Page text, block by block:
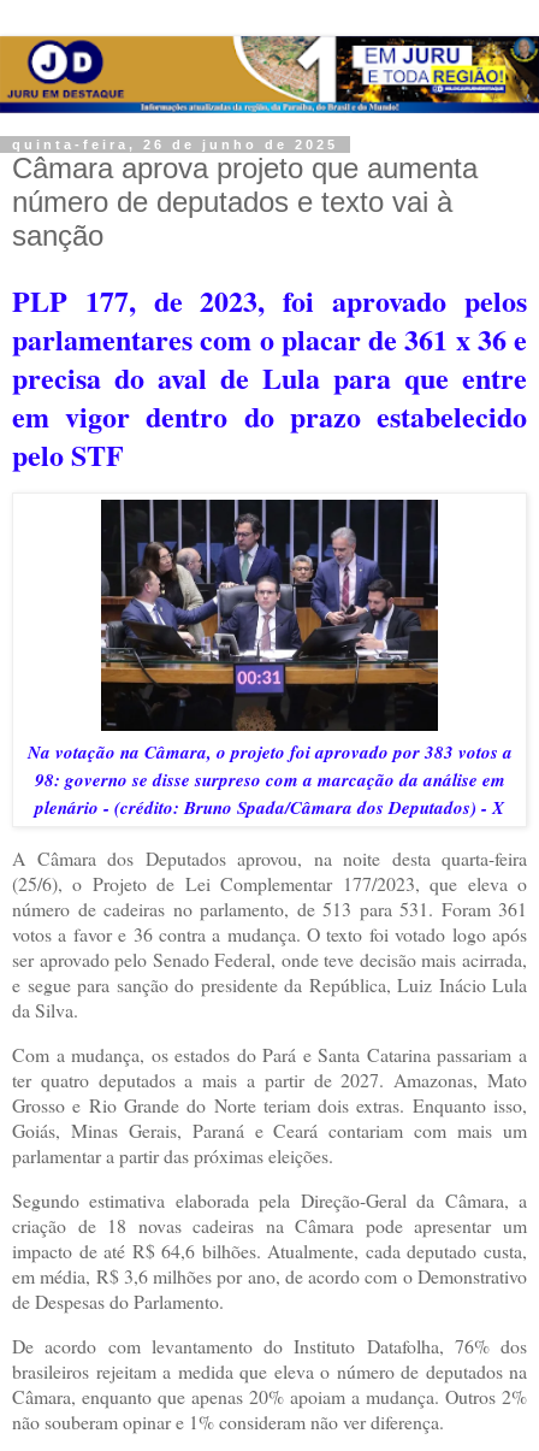
quinta-feira, 26 de junho de 2025
Câmara aprova projeto que aumenta
número de deputados e texto vai à
sanção
PLP 177, de 2023, foi aprovado pelos
parlamentares com o placar de 361 x 36 e
precisa do aval de Lula para que entre
em vigor dentro do prazo estabelecido
pelo STF
Na votação na Câmara, o projeto foi aprovado por 383 votos a
98: governo se disse surpreso com a marcação da análise em
plenário - (crédito: Bruno Spada/Câmara dos Deputados) - X
A Câmara dos Deputados aprovou, na noite desta quarta-feira
(25/6), o Projeto de Lei Complementar 177/2023, que eleva o
número de cadeiras no parlamento, de 513 para 531. Foram 361
votos a favor e 36 contra a mudança. O texto foi votado logo após
ser aprovado pelo Senado Federal, onde teve decisão mais acirrada,
e segue para sanção do presidente da República, Luiz Inácio Lula
da Silva.
Com a mudança, os estados do Pará e Santa Catarina passariam a
ter quatro deputados a mais a partir de 2027. Amazonas, Mato
Grosso e Rio Grande do Norte teriam dois extras. Enquanto isso,
Goiás, Minas Gerais, Paraná e Ceará contariam com mais um
parlamentar a partir das próximas eleições.
Segundo estimativa elaborada pela Direção-Geral da Câmara, a
criação de 18 novas cadeiras na Câmara pode apresentar um
impacto de até R$ 64,6 bilhões. Atualmente, cada deputado custa,
em média, R$ 3,6 milhões por ano, de acordo com o Demonstrativo
de Despesas do Parlamento.
De acordo com levantamento do Instituto Datafolha, 76% dos
brasileiros rejeitam a medida que eleva o número de deputados na
Câmara, enquanto que apenas 20% apoiam a mudança. Outros 2%
não souberam opinar e 1% consideram não ver diferença.